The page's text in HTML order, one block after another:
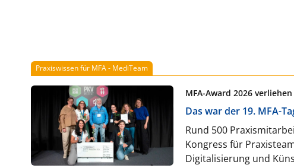
Praxiswissen für MFA - MediTeam
MFA-Award 2026 verliehen
Das war der 19. MFA-
Rund 500
Kongress für
Digitalisierung und